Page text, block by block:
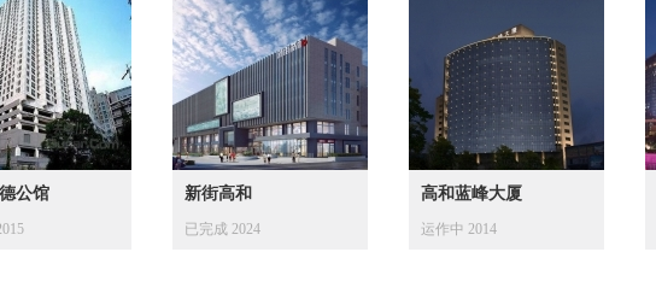
公馆 新街高和
已完成 2024
高和蓝峰大厦
运作中 2014